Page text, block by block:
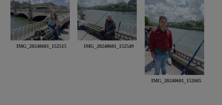
IMG_20240601_152515 IMG_20240601_152549
IMG_20240601_152605